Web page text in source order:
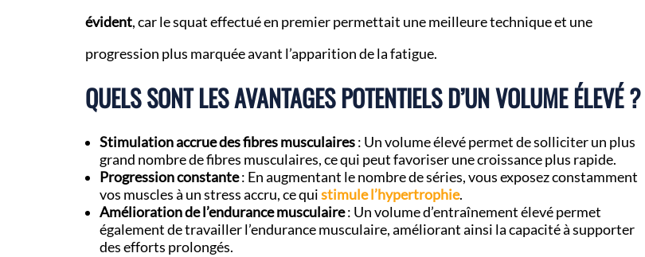
évident, car le squat effectué en premier permettait une meilleure technique et une
progression plus marquée avant l’apparition de la fatigue.
QUELS SONT LES AVANTAGES POTENTIELS D’UN VOLUME ÉLEVÉ ?
Stimulation accrue des fibres musculaires: Un volume élevé permet de solliciter un plus
grand nombre de fibres musculaires, ce qui peut favoriser une croissance plus rapide.
Progression constante: En augmentant le nombre de séries, vous exposez constamment
vos muscles à un stress accru, ce quistimule l’hypertrophie.
Amélioration de l’endurance musculaire: Un volume d’entraînement élevé permet
également de travailler l’endurance musculaire, améliorant ainsi la capacité à supporter
des efforts prolongés.